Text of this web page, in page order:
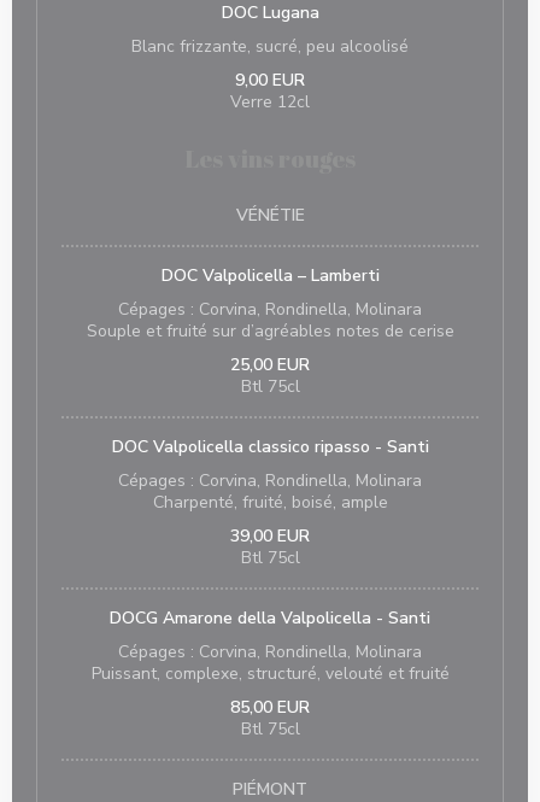
DOC Lugana
Blanc frizzante, sucré, peu alcoolisé
9,00 EUR
Verre 12cl
VÉNÉTIE
DOC Valpolicella – Lamberti
Cépages : Corvina, Rondinella, Molinara
Souple et fruité sur d’agréables notes de cerise
25,00 EUR
Btl 75cl
DOC Valpolicella classico ripasso - Santi
Cépages : Corvina, Rondinella, Molinara
Charpenté, fruité, boisé, ample
39,00 EUR
Btl 75cl
DOCG Amarone della Valpolicella - Santi
Cépages : Corvina, Rondinella, Molinara
Puissant, complexe, structuré, velouté et fruité
85,00 EUR
Btl 75cl
PIÉMONT